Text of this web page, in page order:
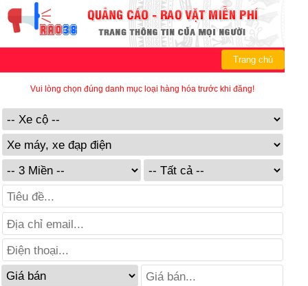
Trang chủ
Vui lòng chọn đúng danh mục loại hàng hóa trước khi đăng!